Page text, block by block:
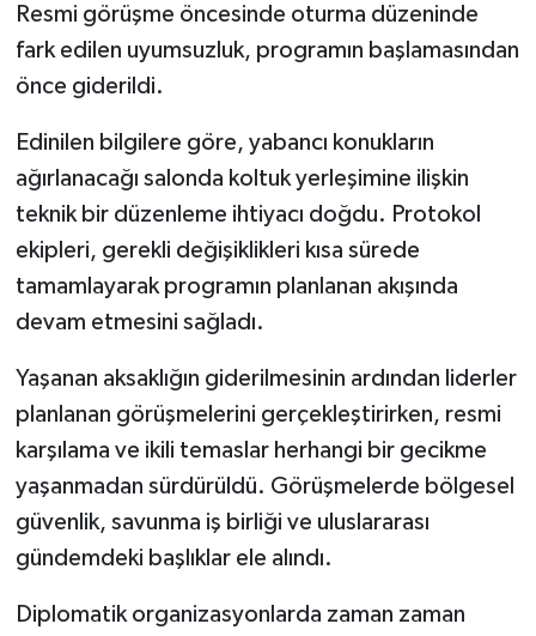
Resmi görüşme öncesinde oturma düzeninde
fark edilen uyumsuzluk, programın başlamasından
önce giderildi.
Edinilen bilgilere göre, yabancı konukların
ağırlanacağı salonda koltuk yerleşimine ilişkin
teknik bir düzenleme ihtiyacı doğdu. Protokol
ekipleri, gerekli değişiklikleri kısa sürede
tamamlayarak programın planlanan akışında
devam etmesini sağladı.
Yaşanan aksaklığın giderilmesinin ardından liderler
planlanan görüşmelerini gerçekleştirirken, resmi
karşılama ve ikili temaslar herhangi bir gecikme
yaşanmadan sürdürüldü. Görüşmelerde bölgesel
güvenlik, savunma iş birliği ve uluslararası
gündemdeki başlıklar ele alındı.
Diplomatik organizasyonlarda zaman zaman
YAŞAM